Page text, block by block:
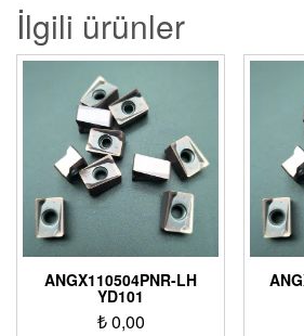
İlgili ürünler
ANGX110504PNR-LH
YD101
₺0,00